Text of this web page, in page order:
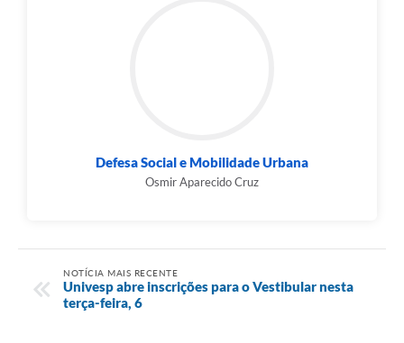
Defesa Social e Mobilidade Urbana
Osmir Aparecido Cruz
NOTÍCIA MAIS RECENTE
Univesp abre inscrições para o Vestibular nesta
terça-feira, 6